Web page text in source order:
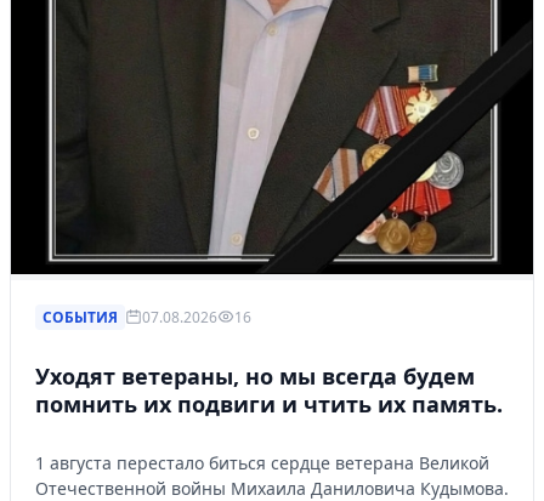
СОБЫТИЯ 07.08.2026 16
Уходят ветераны, но мы всегда будем
помнить их подвиги и чтить их память.
1 августа перестало биться сердце ветерана Великой
Отечественной войны Михаила Даниловича Кудымова.